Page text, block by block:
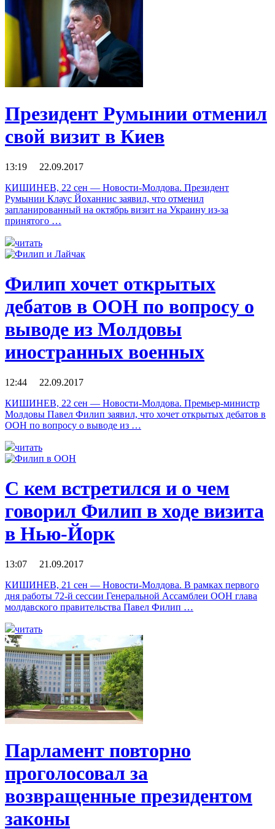
Президент Румынии отменил
свой визит в Киев
13:19 22.09.2017
КИШИНЕВ, 22 сен — Новости-Молдова. Президент
Румынии Клаус Йоханнис заявил, что отменил
запланированный на октябрь визит на Украину из-за
принятого …
читать
Филип хочет открытых
дебатов в ООН по вопросу о
выводе из Молдовы
иностранных военных
12:44 22.09.2017
КИШИНЕВ, 22 сен — Новости-Молдова. Премьер-министр
Молдовы Павел Филип заявил, что хочет открытых дебатов в
ООН по вопросу о выводе из …
читать
С кем встретился и о чем
говорил Филип в ходе визита
в Нью-Йорк
13:07 21.09.2017
КИШИНЕВ, 21 сен — Новости-Молдова. В рамках первого
дня работы 72-й сессии Генеральной Ассамблеи ООН глава
молдавского правительства Павел Филип …
читать
Парламент повторно
проголосовал за
возвращенные президентом
законы